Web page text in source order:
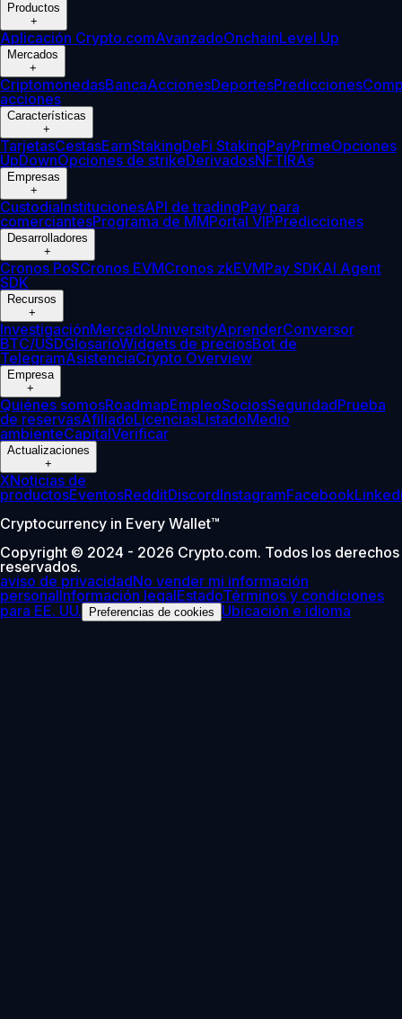
Productos
+
Aplicación Crypto.comAvanzadoOnchainLevel Up
Mercados
+
CriptomonedasBancaAccionesDeportesPredicciones
acciones
Características
+
TarjetasCestasEarnStakingDeFi StakingPayPrimeOpciones
UpDownOpciones de strikeDerivadosNFTIRAs
Empresas
+
CustodiaInstitucionesAPI de tradingPay para
comerciantesPrograma de MMPortal VIPPredicciones
Desarrolladores
+
Cronos PoSCronos EVMCronos zkEVMPay SDKAI Agent
SDK
Recursos
+
InvestigaciónMercadoUniversityAprenderConversor
BTC/USDGlosarioWidgets de preciosBot de
TelegramAsistenciaCrypto Overview
Empresa
+
Quiénes somosRoadmapEmpleoSociosSeguridadPrueba
de reservasAfiliadoLicenciasListadoMedio
ambienteCapitalVerificar
Actualizaciones
+
XNoticias de
productosEventosRedditDiscordInstagramFacebook
Cryptocurrency in Every Wallet™
Copyright © 2024 - 2026 Crypto.com. Todos los derechos
reservados.
aviso de privacidadNo vender mi información
personalInformación legalEstadoTérminos y condiciones
para EE. UU.
Preferencias de cookies Ubicación e idioma